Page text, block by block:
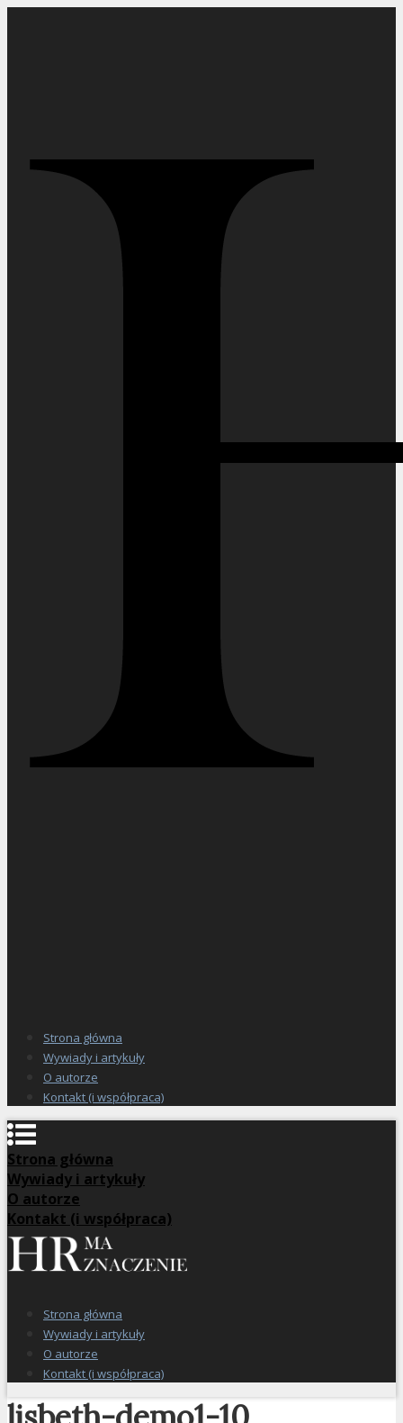
Strona główna
Wywiady i artykuły
O autorze
Kontakt (i współpraca)
Strona główna
Wywiady i artykuły
O autorze
Kontakt (i współpraca)
Strona główna
Wywiady i artykuły
O autorze
Kontakt (i współpraca)